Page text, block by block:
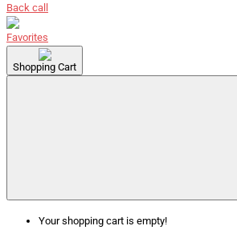
Back call
Favorites
Shopping Cart
Your shopping cart is empty!